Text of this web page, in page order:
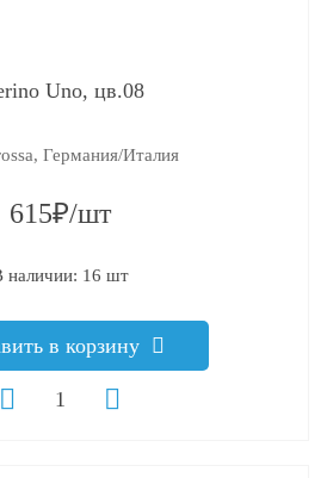
Uno, цв.08
Германия/Италия
615₽/шт
наличии: 16 шт
в корзину